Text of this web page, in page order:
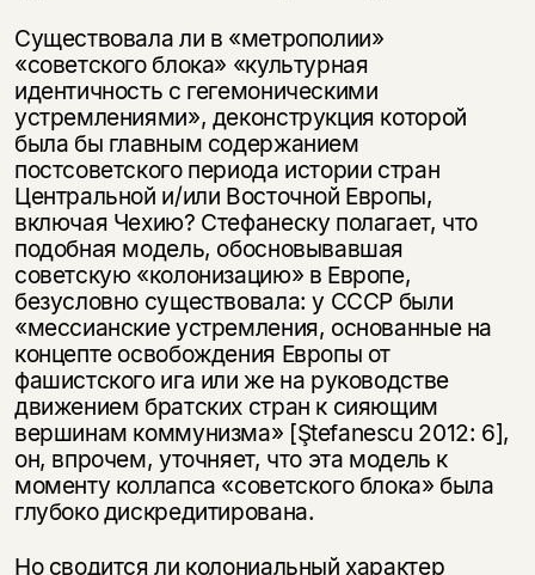
Существовала ли в «метрополии»
«советского блока» «культурная
идентичность с гегемоническими
устремлениями», деконструкция которой
была бы главным содержанием
постсоветского периода истории стран
Центральной и/или Восточной Европы,
включая Чехию? Стефанеску полагает, что
подобная модель, обосновывавшая
советскую «колонизацию» в Европе,
безусловно существовала: у СССР были
«мессианские устремления, основанные на
концепте освобождения Европы от
фашистского ига или же на руководстве
движением братских стран к сияющим
вершинам коммунизма» [Ştefanescu 2012: 6],
он, впрочем, уточняет, что эта модель к
моменту коллапса «советского блока» была
глубоко дискредитирована.
Но сводится ли колониальный характер